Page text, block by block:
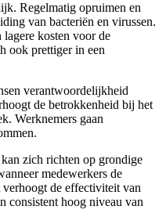
Regelmatig opruimen en
van bacteriën en virussen.
kosten voor de
ook prettiger in een
verantwoordelijkheid
de betrokkenheid bij het
Werknemers gaan
zich richten op grondige
medewerkers de
de effectiviteit van
consistent hoog niveau van